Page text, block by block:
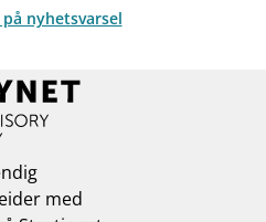
nyhetsvarsel
med